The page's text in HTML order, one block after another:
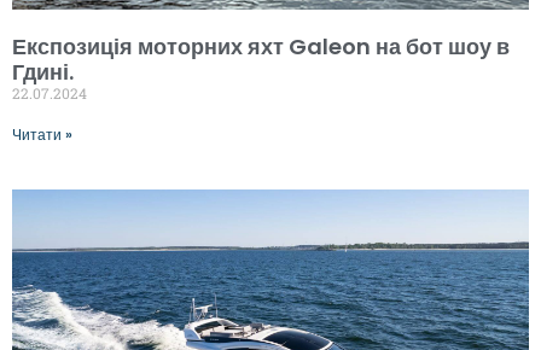
Експозиція моторних яхт Galeon на бот шоу в
Гдині.
22.07.2024
Читати »